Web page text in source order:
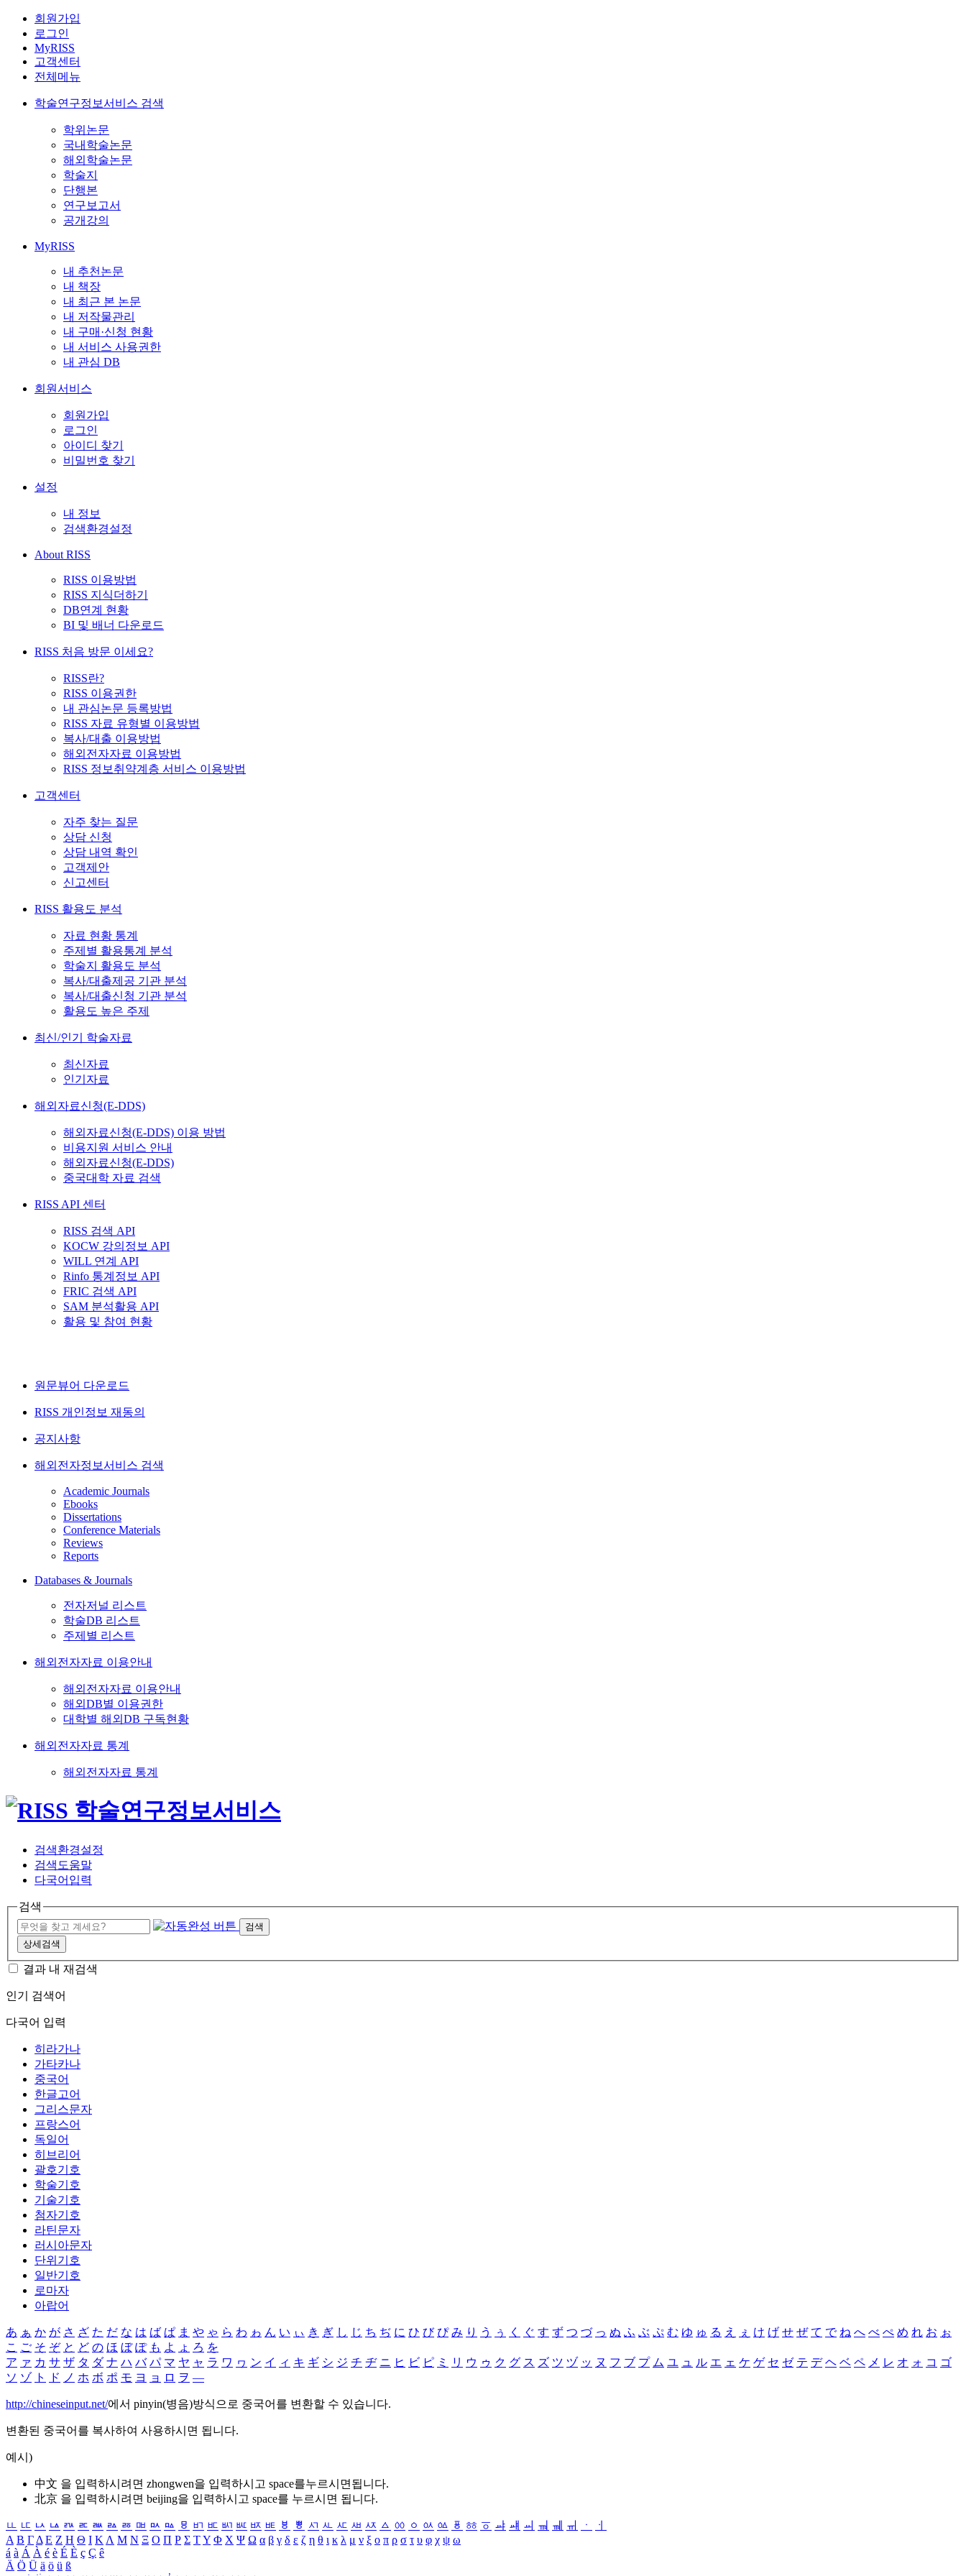
회원가입
로그인
MyRISS
고객센터
전체메뉴
학술연구정보서비스 검색
학위논문
국내학술논문
해외학술논문
학술지
단행본
연구보고서
공개강의
MyRISS
내 추천논문
내 책장
내 최근 본 논문
내 저작물관리
내 구매·신청 현황
내 서비스 사용권한
내 관심 DB
회원서비스
회원가입
로그인
아이디 찾기
비밀번호 찾기
설정
내 정보
검색환경설정
About RISS
RISS 이용방법
RISS 지식더하기
DB연계 현황
BI 및 배너 다운로드
RISS 처음 방문 이세요?
RISS란?
RISS 이용권한
내 관심논문 등록방법
RISS 자료 유형별 이용방법
복사/대출 이용방법
해외전자자료 이용방법
RISS 정보취약계층 서비스 이용방법
고객센터
자주 찾는 질문
상담 신청
상담 내역 확인
고객제안
신고센터
RISS 활용도 분석
자료 현황 통계
주제별 활용통계 분석
학술지 활용도 분석
복사/대출제공 기관 분석
복사/대출신청 기관 분석
활용도 높은 주제
최신/인기 학술자료
최신자료
인기자료
해외자료신청(E-DDS)
해외자료신청(E-DDS) 이용 방법
비용지원 서비스 안내
해외자료신청(E-DDS)
중국대학 자료 검색
RISS API 센터
RISS 검색 API
KOCW 강의정보 API
WILL 연계 API
Rinfo 통계정보 API
FRIC 검색 API
SAM 분석활용 API
활용 및 참여 현황
원문뷰어 다운로드
RISS 개인정보 재동의
공지사항
해외전자정보서비스 검색
Academic Journals
Ebooks
Dissertations
Conference Materials
Reviews
Reports
Databases & Journals
전자저널 리스트
학술DB 리스트
주제별 리스트
해외전자자료 이용안내
해외전자자료 이용안내
해외DB별 이용권한
대학별 해외DB 구독현황
해외전자자료 통계
해외전자자료 통계
검색환경설정
검색도움말
다국어입력
검색
검색
상세검색
결과 내 재검색
인기 검색어
다국어 입력
히라가나
가타카나
중국어
한글고어
그리스문자
프랑스어
독일어
히브리어
괄호기호
학술기호
기술기호
첨자기호
라틴문자
러시아문자
단위기호
일반기호
로마자
아랍어
あ ぁ か が さ ざ た だ な は ば ぱ ま や ゃ ら わ ゎ ん い ぃ き ぎ し じ ち ぢ に ひ び ぴ み り う ぅ く ぐ す ず つ づ っ ぬ ふ ぶ ぷ む ゆ ゅ る え ぇ け げ せ ぜ て で ね へ べ ぺ め れ お ぉ
こ ご そ ぞ と ど の ほ ぼ ぽ も よ ょ ろ を
ア ァ カ サ ザ タ ダ ナ ハ バ パ マ ヤ ャ ラ ワ ヮ ン イ ィ キ ギ シ ジ チ ヂ ニ ヒ ビ ピ ミ リ ウ ゥ ク グ ス ズ ツ ヅ ッ ヌ フ ブ プ ム ユ ュ ル エ ェ ケ ゲ セ ゼ テ デ ヘ ベ ペ メ レ オ ォ コ ゴ
ソ ゾ ト ド ノ ホ ボ ポ モ ヨ ョ ロ ヲ ―
http://chineseinput.net/에서 pinyin(병음)방식으로 중국어를 변환할 수 있습니다.
변환된 중국어를 복사하여 사용하시면 됩니다.
예시)
中文 을 입력하시려면 zhongwen을 입력하시고 space를누르시면됩니다.
北京 을 입력하시려면 beijing을 입력하시고 space를 누르시면 됩니다.
ㅥ ㅦ ㅧ ㅨ ㅩ ㅪ ㅫ ㅬ ㅭ ㅮ ㅯ ㅰ ㅱ ㅲ ㅳ ㅴ ㅵ ㅶ ㅷ ㅸ ㅹ ㅺ ㅻ ㅼ ㅽ ㅾ ㅿ ㆀ ㆁ ㆂ ㆃ ㆄ ㆅ ㆆ ㆇ ㆈ ㆉ ㆊ ㆋ ㆌ ㆍ
ㆎ
Α Β ΓΔ Ε Ζ Η Θ Ι ΚΛ Μ Ν Ξ Ο Π Ρ Σ ΤΥ Φ Χ Ψ Ω α β γ δ ε ζ η θ ι κ λ μ ν ξ ο π ρ σ τ υ φ χ ψ ω
á à Á À é è É È ç Ç ê
Ä Ö Ü ä ö ü ß